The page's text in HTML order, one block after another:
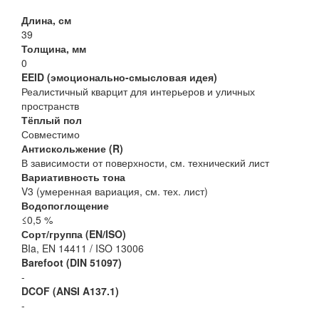
Длина, см
39
Толщина, мм
0
EEID (эмоционально-смысловая идея)
Реалистичный кварцит для интерьеров и уличных
пространств
Тёплый пол
Совместимо
Антискольжение (R)
В зависимости от поверхности, см. технический лист
Вариативность тона
V3 (умеренная вариация, см. тех. лист)
Водопоглощение
≤0,5 %
Сорт/группа (EN/ISO)
BIa, EN 14411 / ISO 13006
Barefoot (DIN 51097)
-
DCOF (ANSI A137.1)
-